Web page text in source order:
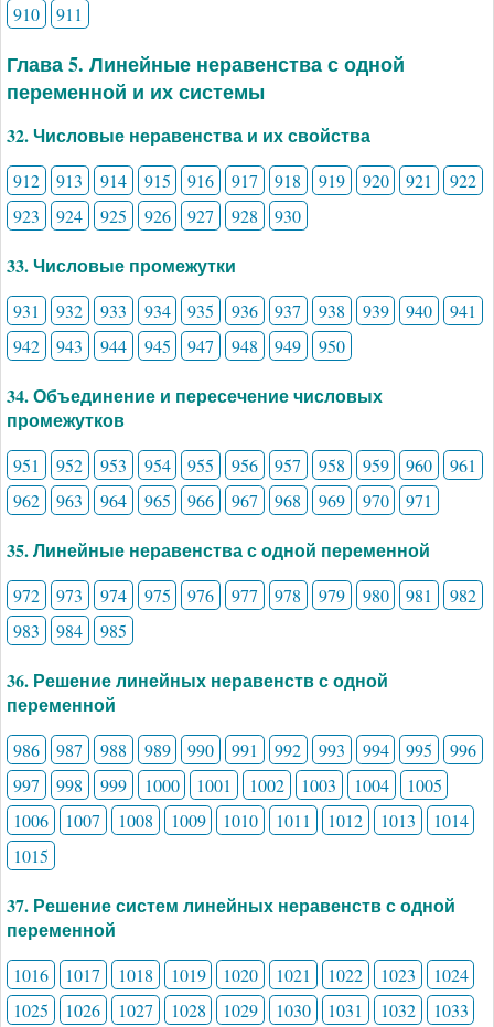
910
911
Глава 5. Линейные неравенства с одной
переменной и их системы
32. Числовые неравенства и их свойства
912 913 914 915 916 917 918 919 920 921
922
923
924 925 926 927 928 930
33. Числовые промежутки
931 932 933 934 935 936 937 938 939 940
941
942
943 944 945 947 948 949 950
34. Объединение и пересечение числовых
промежутков
951 952 953 954 955 956 957 958 959 960
961
962
963 964 965 966 967 968 969 970 971
35. Линейные неравенства с одной переменной
972 973 974 975 976 977 978 979 980 981
982
983
984 985
36. Решение линейных неравенств с одной
переменной
986 987 988 989 990 991 992 993 994 995
996
997
998 999 1000 1001 1002 1003 1004
1005
1006
1007 1008 1009 1010 1011 1012 1013
1014
1015
37. Решение систем линейных неравенств с одной
переменной
1016 1017 1018 1019 1020 1021 1022 1023
1024
1025
1026 1027 1028 1029 1030 1031 1032 1033